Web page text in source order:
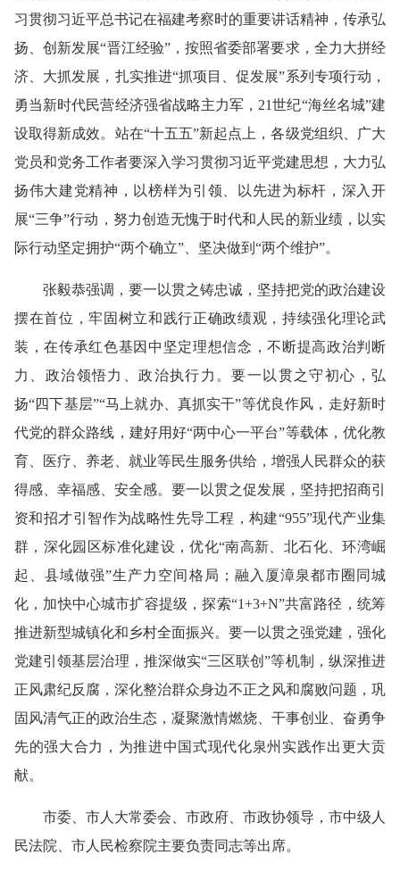
习贯彻习近平总书记在福建考察时的重要讲话精神，传承弘
扬、创新发展“晋江经验”，按照省委部署要求，全力大拼经
济、大抓发展，扎实推进“抓项目、促发展”系列专项行动，
勇当新时代民营经济强省战略主力军，21世纪“海丝名城”建
设取得新成效。站在“十五五”新起点上，各级党组织、广大
党员和党务工作者要深入学习贯彻习近平党建思想，大力弘
扬伟大建党精神，以榜样为引领、以先进为标杆，深入开
展“三争”行动，努力创造无愧于时代和人民的新业绩，以实
际行动坚定拥护“两个确立”、坚决做到“两个维护”。
张毅恭强调，要一以贯之铸忠诚，坚持把党的政治建设
摆在首位，牢固树立和践行正确政绩观，持续强化理论武
装，在传承红色基因中坚定理想信念，不断提高政治判断
力、政治领悟力、政治执行力。要一以贯之守初心，弘
扬“四下基层”“马上就办、真抓实干”等优良作风，走好新时
代党的群众路线，建好用好“两中心一平台”等载体，优化教
育、医疗、养老、就业等民生服务供给，增强人民群众的获
得感、幸福感、安全感。要一以贯之促发展，坚持把招商引
资和招才引智作为战略性先导工程，构建“955”现代产业集
群，深化园区标准化建设，优化“南高新、北石化、环湾崛
起、县域做强”生产力空间格局；融入厦漳泉都市圈同城
化，加快中心城市扩容提级，探索“1+3+N”共富路径，统筹
推进新型城镇化和乡村全面振兴。要一以贯之强党建，强化
党建引领基层治理，推深做实“三区联创”等机制，纵深推进
正风肃纪反腐，深化整治群众身边不正之风和腐败问题，巩
固风清气正的政治生态，凝聚激情燃烧、干事创业、奋勇争
先的强大合力，为推进中国式现代化泉州实践作出更大贡
献。
市委、市人大常委会、市政府、市政协领导，市中级人
民法院、市人民检察院主要负责同志等出席。